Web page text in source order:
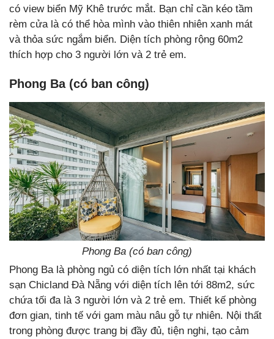
có view biển Mỹ Khê trước mắt. Bạn chỉ cần kéo tầm
rèm cửa là có thể hòa mình vào thiên nhiên xanh mát
và thỏa sức ngắm biển. Diện tích phòng rộng 60m2
thích hợp cho 3 người lớn và 2 trẻ em.
Phong Ba (có ban công)
Phong Ba (có ban công)
Phong Ba là phòng ngủ có diện tích lớn nhất tại khách
sạn Chicland Đà Nẵng với diện tích lên tới 88m2, sức
chứa tối đa là 3 người lớn và 2 trẻ em. Thiết kế phòng
đơn gian, tinh tế với gam màu nâu gỗ tự nhiên. Nội thất
trong phòng được trang bị đầy đủ, tiện nghi, tạo cảm